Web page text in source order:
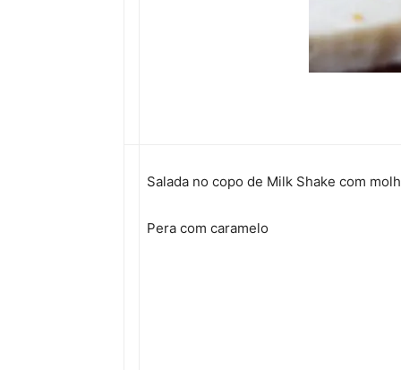
Salada no copo de Milk Shake com
Pera com caramelo